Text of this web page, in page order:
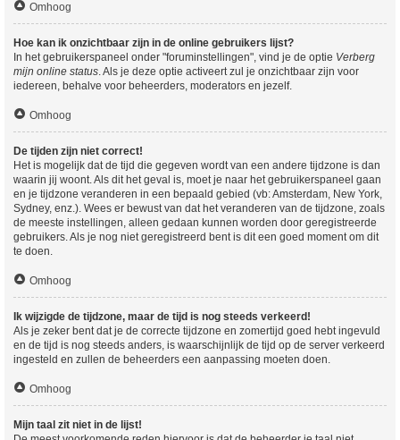
Omhoog
Hoe kan ik onzichtbaar zijn in de online gebruikers lijst?
In het gebruikerspaneel onder "foruminstellingen", vind je de optie Verberg
mijn online status. Als je deze optie activeert zul je onzichtbaar zijn voor
iedereen, behalve voor beheerders, moderators en jezelf.
Omhoog
De tijden zijn niet correct!
Het is mogelijk dat de tijd die gegeven wordt van een andere tijdzone is dan
waarin jij woont. Als dit het geval is, moet je naar het gebruikerspaneel gaan
en je tijdzone veranderen in een bepaald gebied (vb: Amsterdam, New York,
Sydney, enz.). Wees er bewust van dat het veranderen van de tijdzone, zoals
de meeste instellingen, alleen gedaan kunnen worden door geregistreerde
gebruikers. Als je nog niet geregistreerd bent is dit een goed moment om dit
te doen.
Omhoog
Ik wijzigde de tijdzone, maar de tijd is nog steeds verkeerd!
Als je zeker bent dat je de correcte tijdzone en zomertijd goed hebt ingevuld
en de tijd is nog steeds anders, is waarschijnlijk de tijd op de server verkeerd
ingesteld en zullen de beheerders een aanpassing moeten doen.
Omhoog
Mijn taal zit niet in de lijst!